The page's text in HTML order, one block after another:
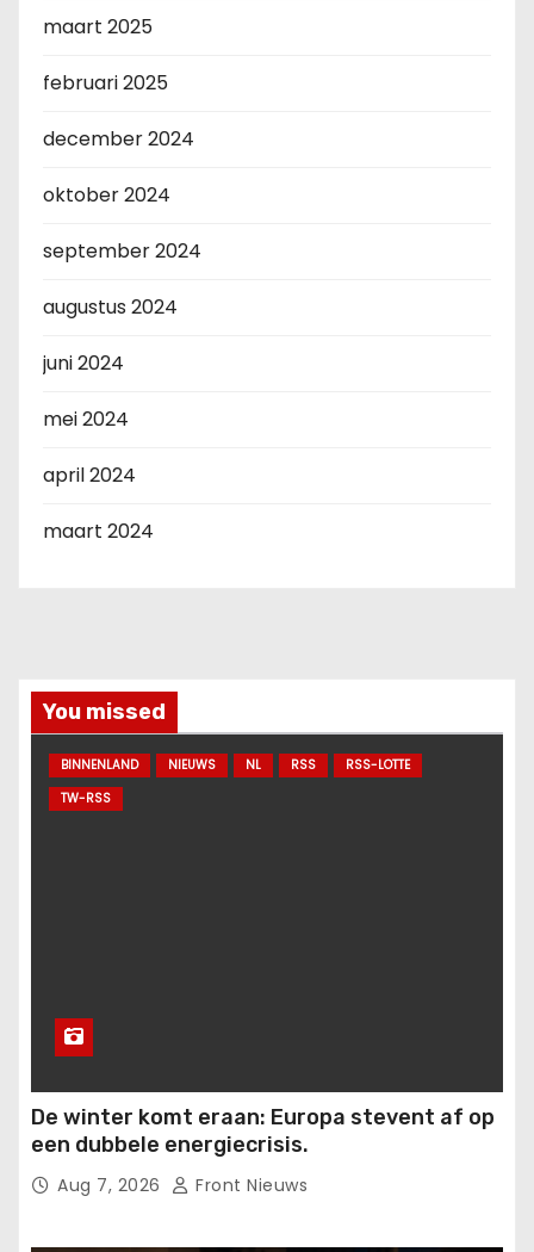
maart 2025
februari 2025
december 2024
oktober 2024
september 2024
augustus 2024
juni 2024
mei 2024
april 2024
maart 2024
You missed
BINNENLAND NIEUWS NL RSS
RSS-LOTTE
TW-RSS
De winter komt eraan: Europa stevent af op
een dubbele energiecrisis.
Aug 7, 2026 Front Nieuws